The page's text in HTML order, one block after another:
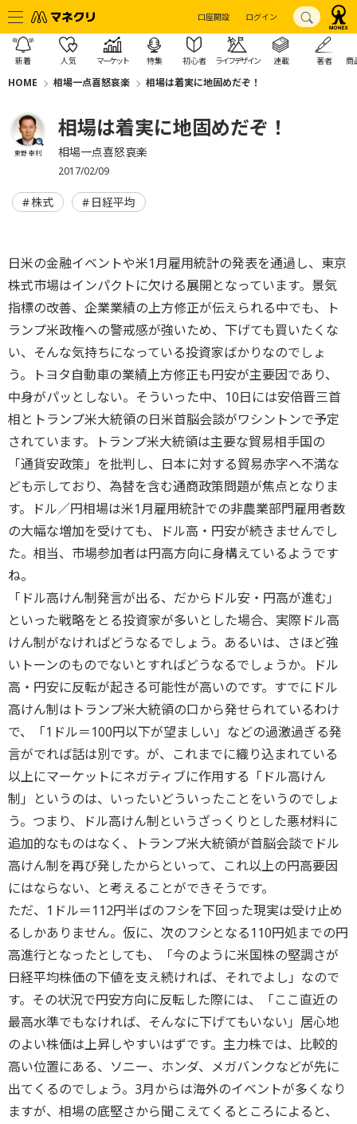
口座開設 ログイン
新着 人気 マーケット 特集 初心者 ライフデザイン 連載 著者 商
HOME 相場一点喜怒哀楽 相場は着実に地固めだぞ！
東野 幸利
相場は着実に地固めだぞ！
相場一点喜怒哀楽
2017/02/09
株式 日経平均
日米の金融イベントや米1月雇用統計の発表を通過し、東京
株式市場はインパクトに欠ける展開となっています。景気
指標の改善、企業業績の上方修正が伝えられる中でも、ト
ランプ米政権への警戒感が強いため、下げても買いたくな
い、そんな気持ちになっている投資家ばかりなのでしょ
う。トヨタ自動車の業績上方修正も円安が主要因であり、
中身がパッとしない。そういった中、10日には安倍晋三首
相とトランプ米大統領の日米首脳会談がワシントンで予定
されています。トランプ米大統領は主要な貿易相手国の
「通貨安政策」を批判し、日本に対する貿易赤字へ不満な
ども示しており、為替を含む通商政策問題が焦点となりま
す。ドル／円相場は米1月雇用統計での非農業部門雇用者数
の大幅な増加を受けても、ドル高・円安が続きませんでし
た。相当、市場参加者は円高方向に身構えているようです
ね。
「ドル高けん制発言が出る、だからドル安・円高が進む」
といった戦略をとる投資家が多いとした場合、実際ドル高
けん制がなければどうなるでしょう。あるいは、さほど強
いトーンのものでないとすればどうなるでしょうか。ドル
高・円安に反転が起きる可能性が高いのです。すでにドル
高けん制はトランプ米大統領の口から発せられているわけ
で、「1ドル＝100円以下が望ましい」などの過激過ぎる発
言がでれば話は別です。が、これまでに織り込まれている
以上にマーケットにネガティブに作用する「ドル高けん
制」というのは、いったいどういったことをいうのでしょ
う。つまり、ドル高けん制というざっくりとした悪材料に
追加的なものはなく、トランプ米大統領が首脳会談でドル
高けん制を再び発したからといって、これ以上の円高要因
にはならない、と考えることができそうです。
ただ、1ドル＝112円半ばのフシを下回った現実は受け止め
るしかありません。仮に、次のフシとなる110円処までの円
高進行となったとしても、「今のように米国株の堅調さが
日経平均株価の下値を支え続ければ、それでよし」なので
す。その状況で円安方向に反転した際には、「ここ直近の
最高水準でもなければ、そんなに下げてもいない」居心地
のよい株価は上昇しやすいはずです。主力株では、比較的
高い位置にある、ソニー、ホンダ、メガバンクなどが先に
出てくるのでしょう。3月からは海外のイベントが多くなり
ますが、相場の底堅さから聞こえてくるところによると、